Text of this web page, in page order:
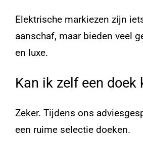
Elektrische markiezen zijn
aanschaf, maar bieden veel
en luxe.
Kan ik zelf een doek
Zeker. Tijdens ons
een ruime selectie doeken.